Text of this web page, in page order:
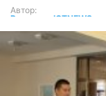
Автор:
Редакция ICTNEWS